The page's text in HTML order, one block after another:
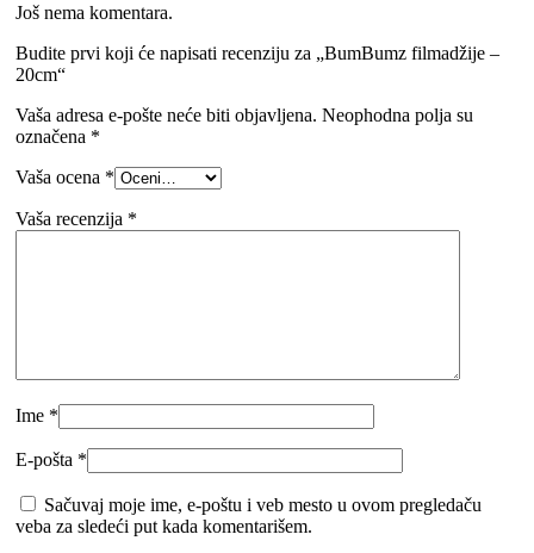
Još nema komentara.
Budite prvi koji će napisati recenziju za „BumBumz filmadžije –
20cm“
Vaša adresa e-pošte neće biti objavljena. Neophodna polja su
označena *
Vaša ocena *
Vaša recenzija *
Ime *
E-pošta *
Sačuvaj moje ime, e-poštu i veb mesto u ovom pregledaču
veba za sledeći put kada komentarišem.